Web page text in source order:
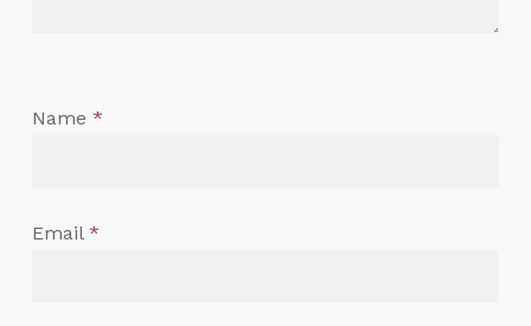
Name *
Email *